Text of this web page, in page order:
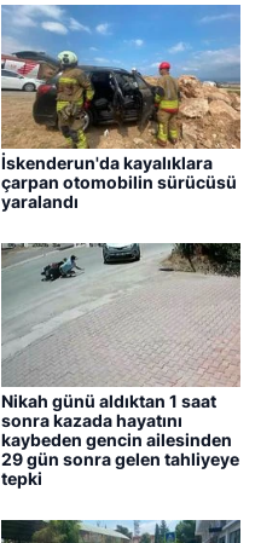
İskenderun'da kayalıklara
çarpan otomobilin sürücüsü
yaralandı
Nikah günü aldıktan 1 saat
sonra kazada hayatını
kaybeden gencin ailesinden
29 gün sonra gelen tahliyeye
tepki